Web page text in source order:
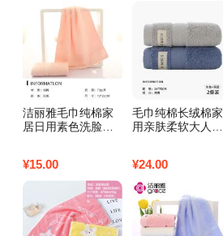
洁丽雅毛巾纯棉家
居日用素色洗脸巾
¥15.00
毛巾纯棉长绒棉家
用亲肤柔软大人洗
+深蓝
¥24.00